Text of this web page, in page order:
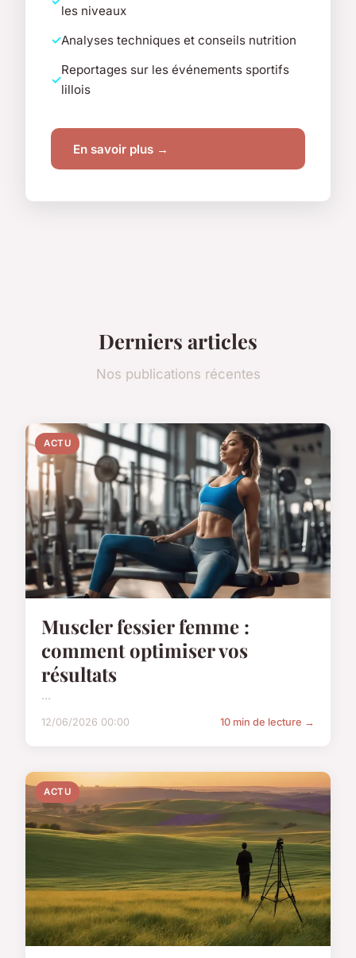
les niveaux
Analyses techniques et conseils nutrition
Reportages sur les événements sportifs
lillois
En savoir plus →
Derniers articles
Nos publications récentes
ACTU
Muscler fessier femme :
comment optimiser vos
résultats
...
12/06/2026 00:00 10 min de lecture →
ACTU